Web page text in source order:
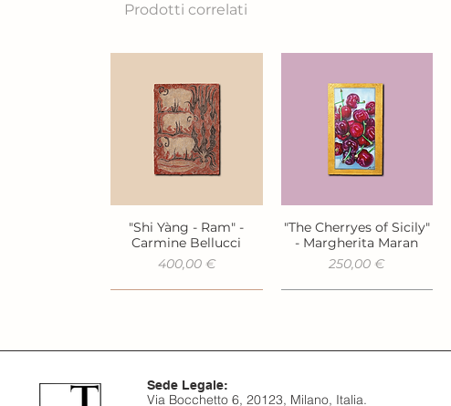
Prodotti correlati
Vista rapida
"Shi Yàng - Ram" -
Carmine Bellucci
Prezzo
400,00 €
Vista rapida
"The Cherryes of Sicily"
- Margherita Maran
Prezzo
250,00 €
Sede Legale:
Via Bocchetto 6, 20123, Milano, Italia.